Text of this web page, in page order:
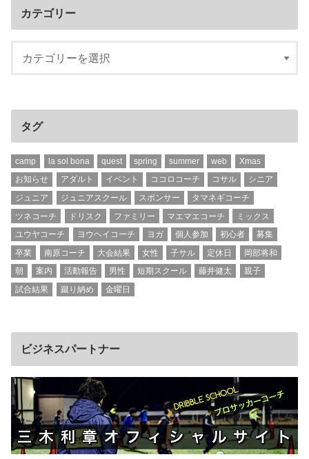
カテゴリー
タグ
camp la sol bona quest spring summer web
Xmas
お知らせ
アダルト イベント ココロコーチ コサル
シニア
ジュニア
ジュニアスクール スポンサー
タマネギコーチ
ツネコーチ
ドリスク ファミリー マエマエコーチ
ミックス
ユウヤコーチ
ヨウヘイコーチ ヨガ 個人参加 初心者
募集
卒業
南原コーチ 大会結果 女性 子サル 定休日
岡部将和
朝
案内 活動報告 男性 短期スクール 藤井健太
親子
試合結果
蹴り納め 金曜日
ビジネスパートナー